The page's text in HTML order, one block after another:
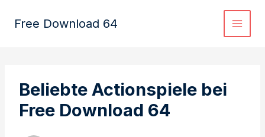
InhaltFree Download 64
Beliebte Actionspiele bei
Free Download 64